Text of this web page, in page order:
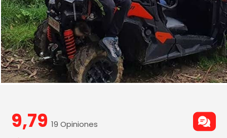
9,79 19 Opiniones